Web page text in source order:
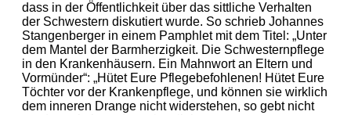
dass in der Öffentlichkeit über das sittliche Verhalten
der Schwestern diskutiert wurde. So schrieb Johannes
Stangenberger in einem Pamphlet mit dem Titel: „Unter
dem Mantel der Barmherzigkeit. Die Schwesternpflege
in den Krankenhäusern. Ein Mahnwort an Eltern und
Vormünder“: „Hütet Eure Pflegebefohlenen! Hütet Eure
Töchter vor der Krankenpflege, und können sie wirklich
dem inneren Drange nicht widerstehen, so gebt nicht